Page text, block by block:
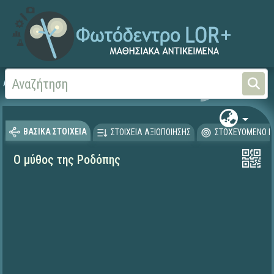
Αρχική ΦΟΡΕΙΣ ΚΑΙ ΠΑΝΕΠΙΣΤΗΜΙΑ
ΒΑΣΙΚΑ ΣΤΟΙΧΕΙΑ ΣΤΟΙΧΕΙΑ ΑΞΙΟΠΟΙΗΣΗΣ ΣΤΟΧΕΥΟΜΕΝΟ
Ο μύθος της Ροδόπης